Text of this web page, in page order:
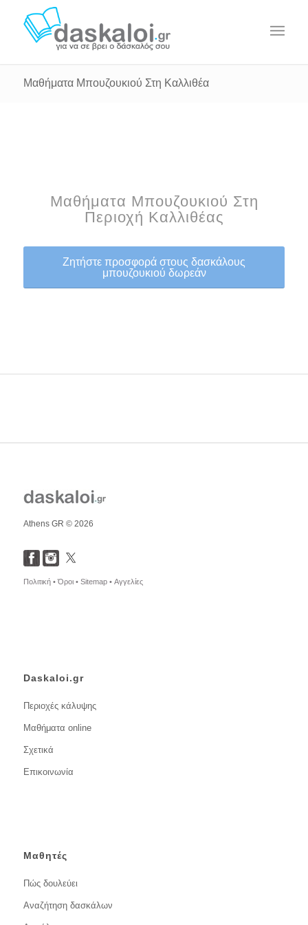
Μαθήματα Μπουζουκιού Στη Καλλιθέα
Μαθήματα Μπουζουκιού Στη
Περιοχή Καλλιθέας
Ζητήστε προσφορά στους δασκάλους
μπουζουκιού δωρεάν
Athens GR © 2026
Πολιτική •Όροι • Sitemap • Αγγελίες
Daskaloi.gr
Περιοχές κάλυψης
Μαθήματα online
Σχετικά
Επικοινωνία
Μαθητές
Πώς δουλεύει
Αναζήτηση δασκάλων